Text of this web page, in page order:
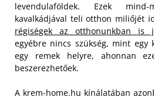
levendulaföldek. Ezek
kavalkádjával teli otthon miliőjét
régiségek az otthonunkban is
egyébre nincs szükség, mint egy
egy remek helyre, ahonnan
beszerezhetőek.
A krem-home.hu kínálatában